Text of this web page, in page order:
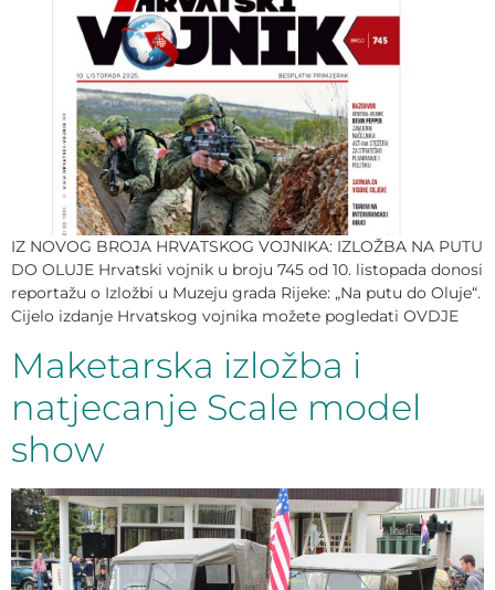
IZ NOVOG BROJA HRVATSKOG VOJNIKA: IZLOŽBA NA PUTU
DO OLUJE Hrvatski vojnik u broju 745 od 10. listopada donosi
reportažu o Izložbi u Muzeju grada Rijeke: „Na putu do Oluje“.
Cijelo izdanje Hrvatskog vojnika možete pogledati OVDJE
Maketarska izložba i
natjecanje Scale model
show